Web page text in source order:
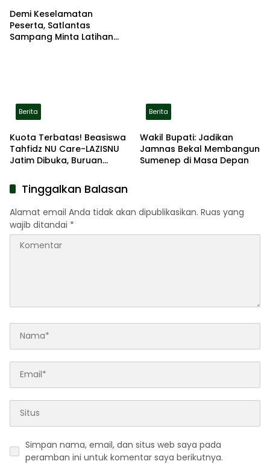
Demi Keselamatan
Peserta, Satlantas
Sampang Minta Latihan
Berita
Kuota Terbatas! Beasiswa
Tahfidz NU Care-LAZISNU
Jatim Dibuka, Buruan
Berita
Wakil Bupati: Jadikan
Jamnas Bekal Membangun
Sumenep di Masa Depan
Tinggalkan Balasan
Alamat email Anda tidak akan dipublikasikan. Ruas yang
wajib ditandai *
Simpan nama, email, dan situs web saya pada
peramban ini untuk komentar saya berikutnya.